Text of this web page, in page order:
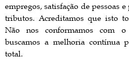
empregos, satisfação de pessoas
tributos. Acreditamos que isto
Não nos conformamos com o
buscamos a melhoria contínua
total.